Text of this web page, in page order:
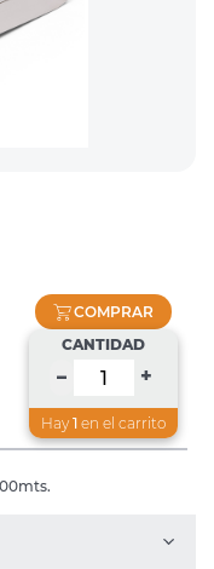
COMPRAR
CANTIDAD
– +
Hay 1 en el carrito